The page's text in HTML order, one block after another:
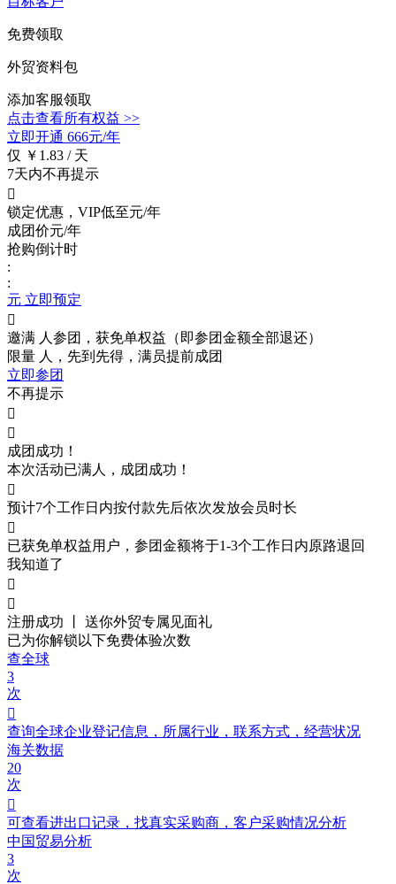
免费领取
外贸资料包
添加客服领取
点击查看所有权益 >>
立即开通 666元/年
仅 ￥1.83 / 天
7天内不再提示

锁定优惠，VIP低至元/年
成团价元/年
抢购倒计时
:
:
元 立即预定

邀满 人参团，获免单权益（即参团金额全部退还）
限量 人，先到先得，满员提前成团
立即参团
不再提示


成团成功！
本次活动已满人，成团成功！

预计7个工作日内按付款先后依次发放会员时长

已获免单权益用户，参团金额将于1-3个工作日内原路退回
我知道了


注册成功 丨 送你外贸专属见面礼
已为你解锁以下免费体验次数
查全球
3
次

查询全球企业登记信息，所属行业，联系方式，经营状况
海关数据
20
次

可查看进出口记录，找真实采购商，客户采购情况分析
中国贸易分析
3
次